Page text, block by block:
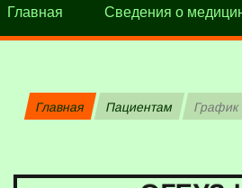
Главная Сведения о
Главная Пациентам График